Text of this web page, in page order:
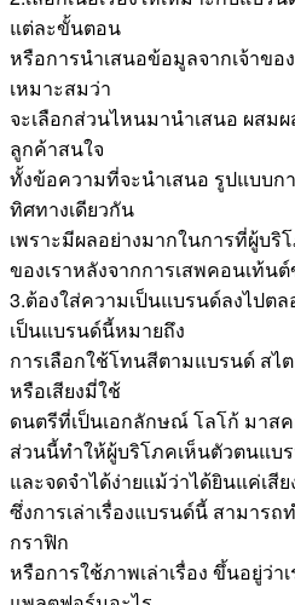
แต่ละขั้นตอน
หรือการนำเสนอข้อมูลจากเจ้าขอ
เหมาะสมว่า
จะเลือกส่วนไหนมานำเสนอ ผสม
ลูกค้าสนใจ
ทั้งข้อความที่จะนำเสนอ รูปแบบกา
ทิศทางเดียวกัน
เพราะมีผลอย่างมากในการที่ผู้บ
ของเราหลังจากการเสพคอนเท้นต์
3.ต้องใส่ความเป็นแบรนด์ลงไปตล
เป็นแบรนด์นี้หมายถึง
การเลือกใช้โทนสีตามแบรนด์ สไ
หรือเสียงมี่ใช้
ดนตรีที่เป็นเอกลักษณ์ โลโก้ มาส
ส่วนนี้ทำให้ผู้บริโภคเห็นตัวตนแบ
และจดจำได้ง่ายแม้ว่าได้ยินแค่เสี
ซึ่งการเล่าเรื่องแบรนด์นี้ สามาร
กราฟิก
หรือการใช้ภาพเล่าเรื่อง ขึ้นอยู่ว่า